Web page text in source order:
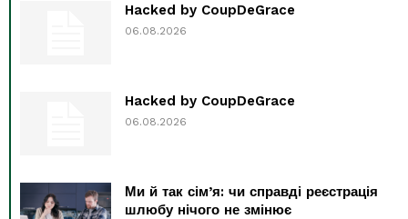
Hacked by CoupDeGrace
06.08.2026
Hacked by CoupDeGrace
06.08.2026
Ми й так сім’я: чи справді реєстрація
шлюбу нічого не змінює